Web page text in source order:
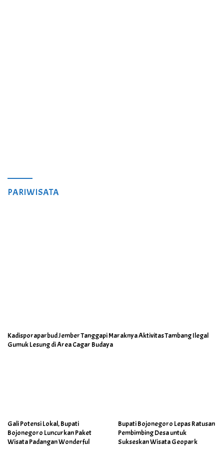
PARIWISATA
Kadisporaparbud Jember Tanggapi Maraknya Aktivitas Tambang Ilegal
Gumuk Lesung di Area Cagar Budaya
Gali Potensi Lokal, Bupati
Bojonegoro Luncurkan Paket
Wisata Padangan Wonderful
Bupati Bojonegoro Lepas Ratusan
Pembimbing Desa untuk
Sukseskan Wisata Geopark